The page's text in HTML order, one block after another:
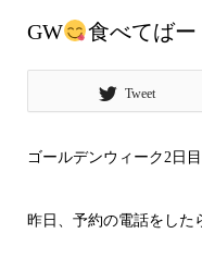
GW 食べてばー
Tweet
ゴールデンウィーク2日目
昨日、予約の電話をした